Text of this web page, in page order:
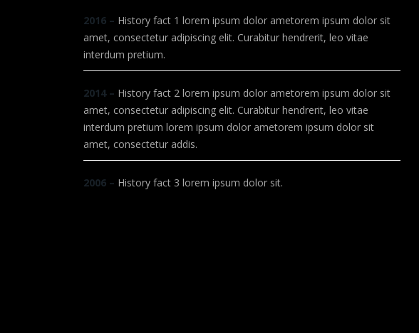
2016 – History fact 1 lorem ipsum dolor ametorem ipsum dolor sit
amet, consectetur adipiscing elit. Curabitur hendrerit, leo vitae
interdum pretium.
2014 – History fact 2 lorem ipsum dolor ametorem ipsum dolor sit
amet, consectetur adipiscing elit. Curabitur hendrerit, leo vitae
interdum pretium lorem ipsum dolor ametorem ipsum dolor sit
amet, consectetur addis.
2006 – History fact 3 lorem ipsum dolor sit.